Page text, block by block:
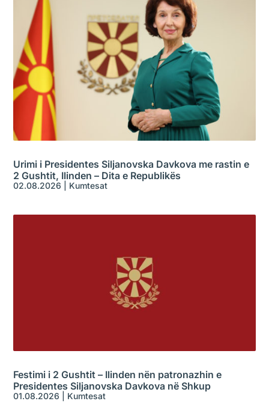
Urimi i Presidentes Siljanovska Davkova me rastin e
2 Gushtit, Ilinden – Dita e Republikës
02.08.2026 Kumtesat
Festimi i 2 Gushtit – Ilinden nën patronazhin e
Presidentes Siljanovska Davkova në Shkup
01.08.2026 Kumtesat